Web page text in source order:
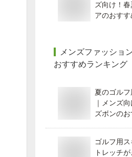
ズ向け！
アのおすす
メンズファッショ
おすすめランキング
夏のゴル
｜メンズ
ズボンのお
ゴルフ用
トレッチ